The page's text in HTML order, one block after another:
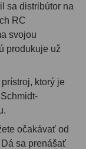
sa distribútor na
RC
svojou
produkuje už
ktorý je
očakávať od
sa prenášať